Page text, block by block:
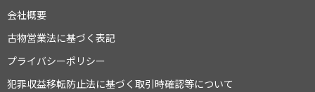
会社概要
古物営業法に基づく表記
プライバシーポリシー
犯罪収益移転防止法に基づく取引時確認等について